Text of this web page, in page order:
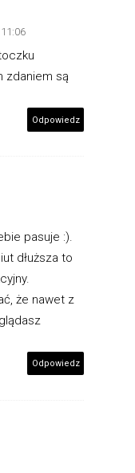
zdaniem są
Odpowiedz
pasuje :).
dłuższa to
że nawet z
Odpowiedz